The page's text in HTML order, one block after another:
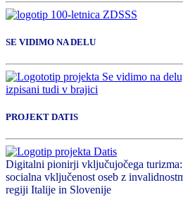
SE VIDIMO NA DELU
PROJEKT DATIS
Digitalni pionirji vključujočega
socialna vključenost oseb z
regiji Italije in Slovenije